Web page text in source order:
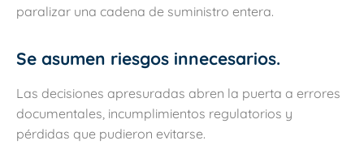
paralizar una cadena de suministro entera.
Se asumen riesgos innecesarios.
Las decisiones apresuradas abren la puerta a errores
documentales, incumplimientos regulatorios y
pérdidas que pudieron evitarse.